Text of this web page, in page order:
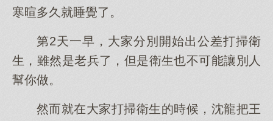
寒暄多久就睡覺了。
第2天一早，大家分別開始出公差打掃衛
生，雖然是老兵了，但是衛生也不可能讓別人
幫你做。
然而就在大家打掃衛生的時候，沈龍把王